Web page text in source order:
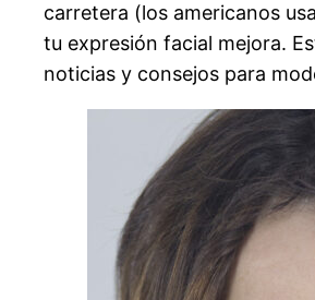
carretera (los americanos
tu expresión facial mejora.
noticias y consejos para